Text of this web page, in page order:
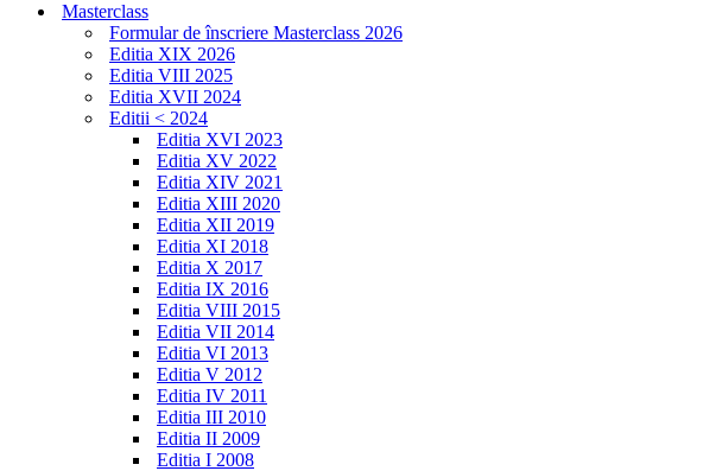
Masterclass
Formular de înscriere Masterclass 2026
Editia XIX 2026
Editia VIII 2025
Editia XVII 2024
Editii < 2024
Editia XVI 2023
Editia XV 2022
Editia XIV 2021
Editia XIII 2020
Editia XII 2019
Editia XI 2018
Editia X 2017
Editia IX 2016
Editia VIII 2015
Editia VII 2014
Editia VI 2013
Editia V 2012
Editia IV 2011
Editia III 2010
Editia II 2009
Editia I 2008